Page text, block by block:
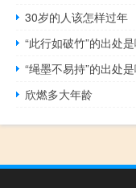
30岁的人该怎样过年
“此行如破竹”的出处
“绳墨不易持”的出处
欣燃多大年龄